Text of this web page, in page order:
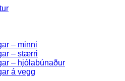
– minni
– stærri
– hjólabúnaður
á vegg